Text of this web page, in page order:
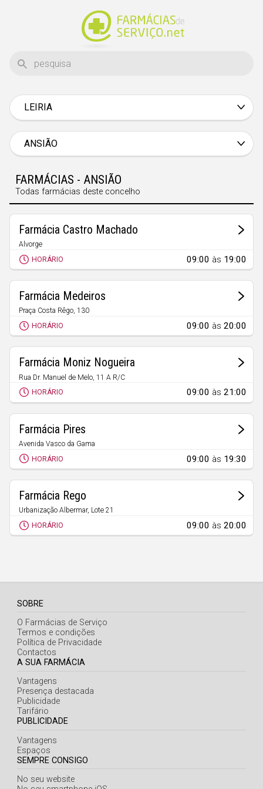
LEIRIA
Braga
Bragança
Évora
Faro
Leiria
Lisboa
Portalegre
Porto
Santarém
Setúbal
Viana do Castelo
Vila Real
Madeira
Açores
ANSIÃO
FARMÁCIAS - ANSIÃO
Todas farmácias deste concelho
Farmácia Castro Machado
Alvorge
Alvorge
HORÁRIO 09:00 às 19:00
Farmácia Medeiros
Praça Costa Rêgo, 130
Avelar
HORÁRIO 09:00 às20:00
Farmácia Moniz Nogueira
Rua Dr. Manuel de Melo, 11 A R/C
Ansião
HORÁRIO 09:00 às21:00
Farmácia Pires
Avenida Vasco da Gama
Santiago da Guarda
HORÁRIO 09:00 às 19:30
Farmácia Rego
Urbanização Albermar, Lote 21
Chão de Couce
HORÁRIO 09:00 às20:00
SOBRE
O Farmácias de Serviço
Termos e condições
Política de Privacidade
Contactos
A SUA FARMÁCIA
Vantagens
Presença destacada
Publicidade
Tarifário
PUBLICIDADE
Vantagens
Espaços
SEMPRE CONSIGO
No seu website